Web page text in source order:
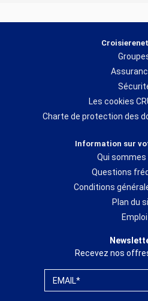
Les cookies
Charte de protection des
Information sur
Qui sommes
Questions
Conditions
Plan du
Emploi
Recevez nos
EMAIL*